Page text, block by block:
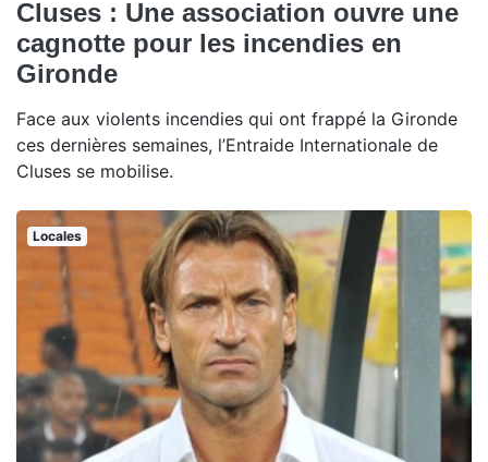
Cluses : Une association ouvre une
cagnotte pour les incendies en
Gironde
Face aux violents incendies qui ont frappé la Gironde
ces dernières semaines, l’Entraide Internationale de
Cluses se mobilise.
Locales